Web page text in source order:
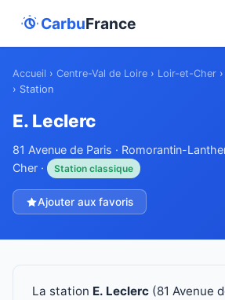
CarbuFrance
Accueil › Centre-Val de Loire › Loir-et-Cher ›
› Station
E. Leclerc
81 Avenue de Paris · Romorantin-
Cher ·
Station classique
Ajouter aux favoris
La station E. Leclerc (81 Avenue